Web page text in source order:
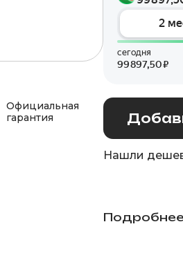
Официальная
гарантия
Нашли
Подробнее